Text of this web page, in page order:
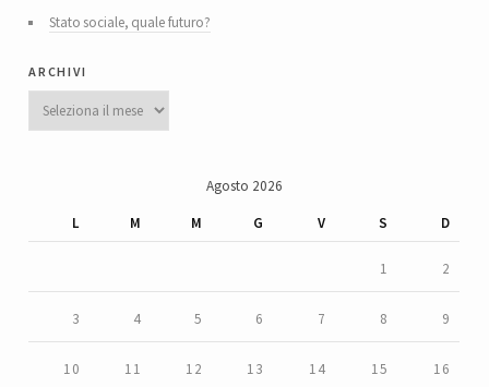
Stato sociale, quale futuro?
archivi
Archivi
Agosto 2026
L
M M G V S D
1 2
3 4 5 6 7 8 9
10 11 12 13 14 15 16